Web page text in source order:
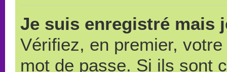
Je suis enregistré mais
Vérifiez, en premier,
mot de passe. Si ils sont